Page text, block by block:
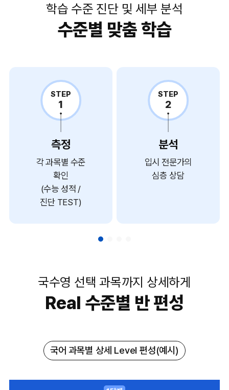
학습 수준 진단 및 세부 분석
수준별 맞춤 학습
STEP
1
측정
각 과목별 수준
확인
(수능 성적 /
진단 TEST)
STEP
2
분석
입시 전문가의
심층 상담
국수영 선택 과목까지 상세하게
Real 수준별 반 편성
국어 과목별 상세 Level 편성(예시)